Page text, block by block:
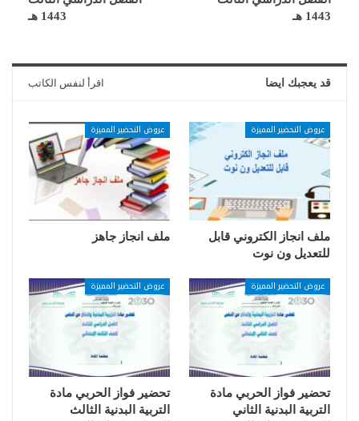
1443 هـ
1443 هـ
قد يعجبك ايضا اقرأ لنفس الكاتب
عروض التحضير المميزة
ملف انجاز الكتروني قابل
للتعديل ون نوت
عروض التحضير المميزة
ملف انجاز جاهز
عروض التحضير المميزة
تحضير فواز الحربي مادة
التربية البدنية الثاني
عروض التحضير المميزة
تحضير فواز الحربي مادة
التربية البدنية الثالث